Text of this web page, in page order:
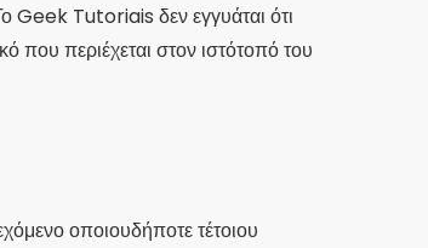
Geek Tutoriais δεν εγγυάται ότι
που περιέχεται στον ιστότοπό του
οποιουδήποτε τέτοιου